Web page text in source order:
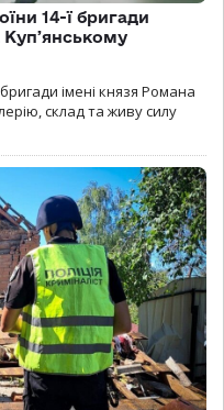
14-ї бригади
імені князя Романа
склад та живу силу